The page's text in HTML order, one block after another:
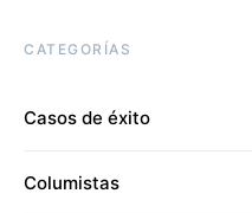
CATEGORÍAS
Casos de éxito
Columistas